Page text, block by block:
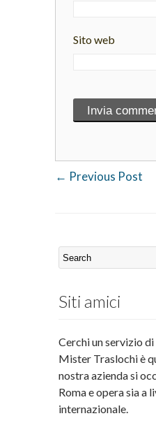
Sito web
← Previous Post
Siti amici
Cerchi un servizio di
Mister Traslochi è
nostra azienda si
Roma e opera sia a
internazionale.